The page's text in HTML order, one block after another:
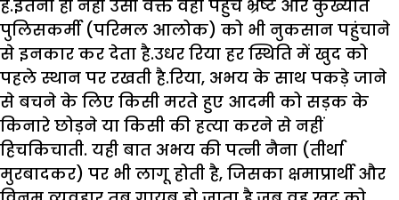
है.इतना ही नही उसी वक्त वहां पहुॅचे भ्रष्ट और कुख्यात
पुलिसकर्मी (परिमल आलोक) को भी नुकसान पहुंचाने
से इनकार कर देता है.उधर रिया हर स्थिति में खुद को
पहले स्थान पर रखती है.रिया, अभय के साथ पकड़े जाने
से बचने के लिए किसी मरते हुए आदमी को सड़क के
किनारे छोड़ने या किसी की हत्या करने से नहीं
हिचकिचाती. यही बात अभय की पत्नी नैना (तीर्था
मुरबादकर) पर भी लागू होती है, जिसका क्षमाप्रार्थी और